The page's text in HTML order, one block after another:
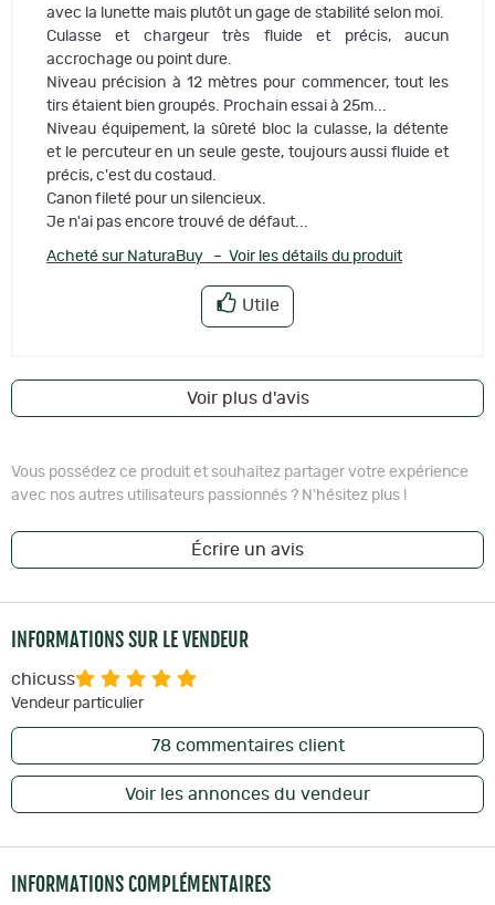
avec la lunette mais plutôt un gage de stabilité selon moi.
Culasse et chargeur très fluide et précis, aucun
accrochage ou point dure.
Niveau précision à 12 mètres pour commencer, tout les
tirs étaient bien groupés. Prochain essai à 25m...
Niveau équipement, la sûreté bloc la culasse, la détente
et le percuteur en un seule geste, toujours aussi fluide et
précis, c'est du costaud.
Canon fileté pour un silencieux.
Je n'ai pas encore trouvé de défaut...
Acheté sur NaturaBuy – Voir les détails du produit
Utile
Voir plus d'avis
Vous possédez ce produit et souhaitez partager votre expérience
avec nos autres utilisateurs passionnés ? N'hésitez plus !
Écrire un avis
INFORMATIONS SUR LE VENDEUR
chicuss
Vendeur particulier
78commentaires client
Voir les annonces du vendeur
INFORMATIONS COMPLÉMENTAIRES